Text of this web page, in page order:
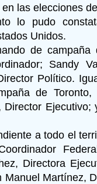
las elecciones
lo pudo
Unidos.
de campaña
Sandy
Político.
de
Ejecutivo;
a todo el
Directora
Martínez,